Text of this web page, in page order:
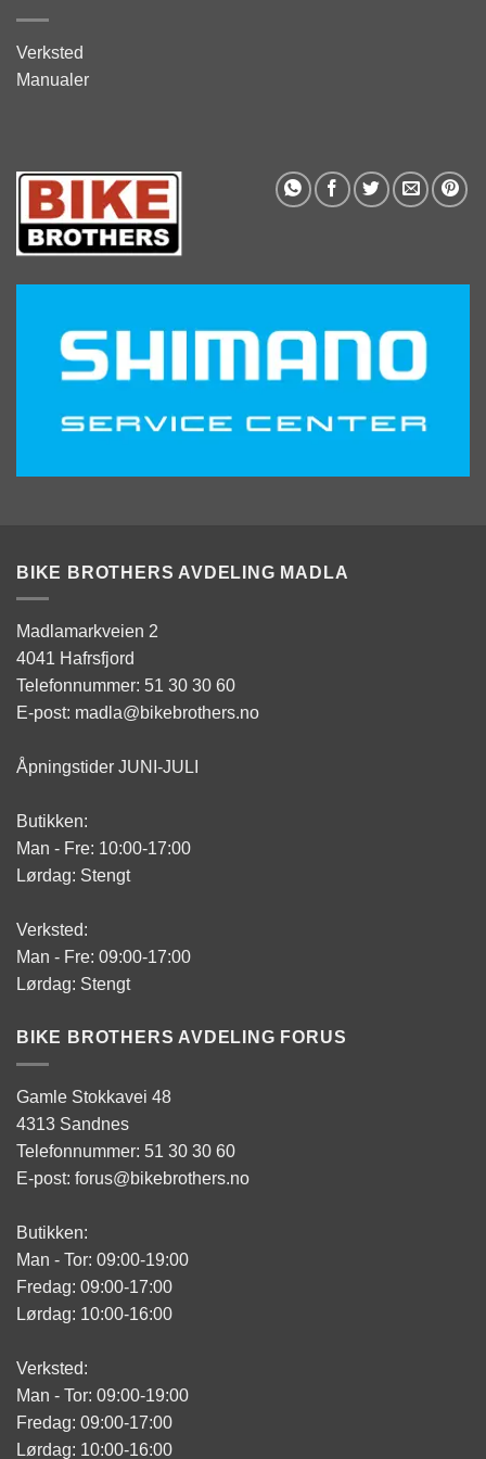
Verksted
Manualer
BIKE BROTHERS AVDELING MADLA
Madlamarkveien 2
4041 Hafrsfjord
Telefonnummer: 51 30 30 60
E-post: madla@bikebrothers.no
Åpningstider JUNI-JULI
Butikken:
Man - Fre: 10:00-17:00
Lørdag: Stengt
Verksted:
Man - Fre: 09:00-17:00
Lørdag: Stengt
BIKE BROTHERS AVDELING FORUS
Gamle Stokkavei 48
4313 Sandnes
Telefonnummer: 51 30 30 60
E-post: forus@bikebrothers.no
Butikken:
Man - Tor: 09:00-19:00
Fredag: 09:00-17:00
Lørdag: 10:00-16:00
Verksted:
Man - Tor: 09:00-19:00
Fredag: 09:00-17:00
Lørdag: 10:00-16:00